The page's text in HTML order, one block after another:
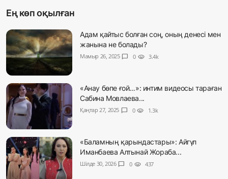
Ең көп оқылған
Адам қайтыс болған соң, оның денесі мен
жанына не болады?
Мамыр 26, 2025 chat_bubble 0 visibility 3.4k
«Анау бөпе ғой…»: интим видеосы тараған
Сабина Мовлаева...
Қаңтар 27, 2025 chat_bubble 0 visibility 1.3k
«Баламның қарындастары»: Айгүл
Иманбаева Алтынай Жораба...
Шілде 30, 2026 chat_bubble 0 visibility 437